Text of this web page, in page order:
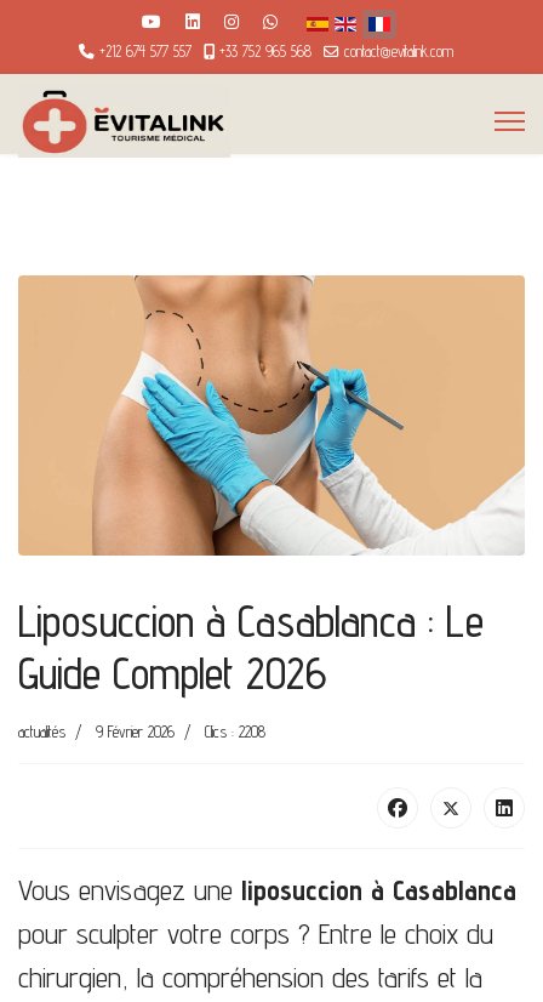
Sélectionnez votre langue
+212 674 577 557 +33 752 965 568 contact@evitalink.com
Liposuccion à Casablanca : Le
Guide Complet 2026
actualités 9 Février 2026 Clics : 2208
Vous envisagez une liposuccion à Casablanca
pour sculpter votre corps ? Entre le choix du
chirurgien, la compréhension des tarifs et la